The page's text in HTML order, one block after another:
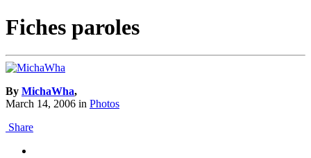
Fiches paroles
By MichaWha,
March 14, 2006 in Photos
Share